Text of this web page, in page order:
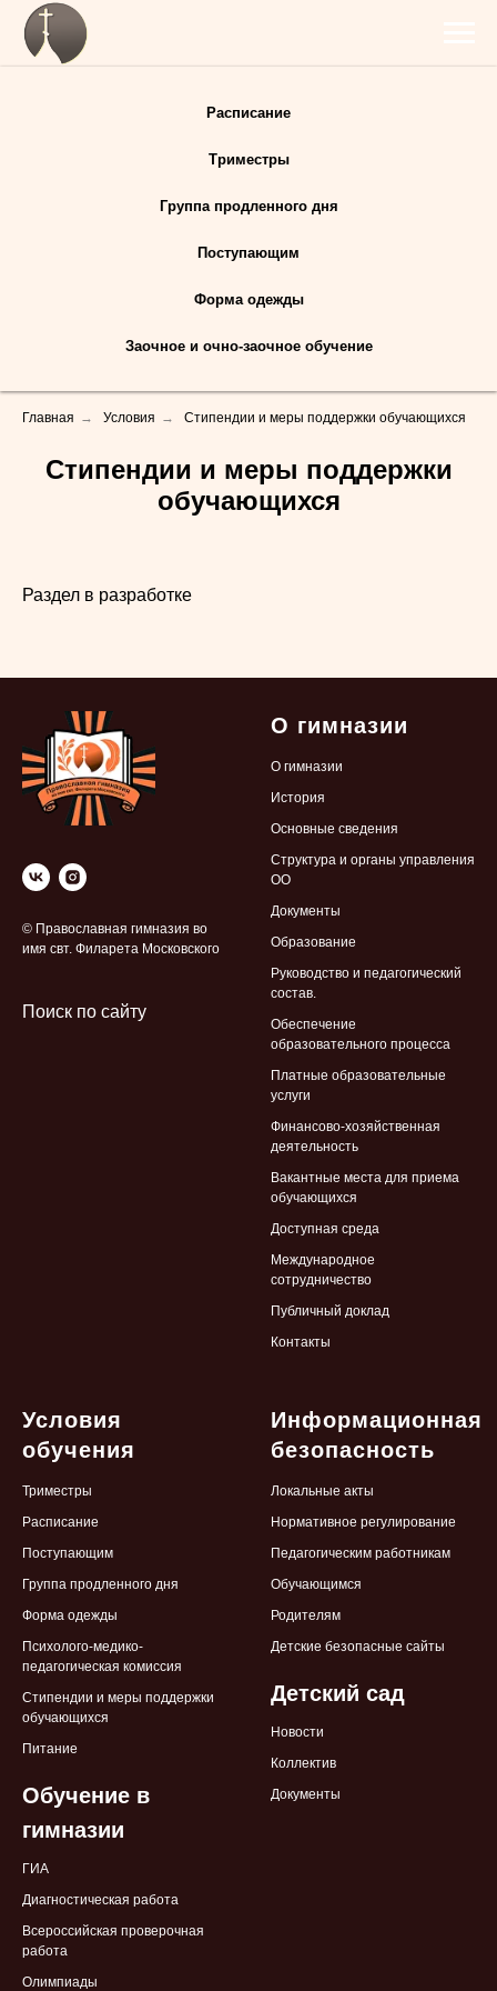
Расписание
Триместры
Группа продленного дня
Поступающим
Форма одежды
Заочное и очно-заочное обучение
Главная → Условия → Стипендии и меры поддержки обучающихся
Стипендии и меры поддержки
обучающихся
Раздел в разработке
© Православная гимназия во
имя свт. Филарета Московского
Поиск по сайту
О гимназии
О гимназии
История
Основные сведения
Структура и органы управления
ОО
Документы
Образование
Руководство и педагогический
состав.
Обеспечение
образовательного процесса
Платные образовательные
услуги
Финансово-хозяйственная
деятельность
Вакантные места для приема
обучающихся
Доступная среда
Международное
сотрудничество
Публичный доклад
Контакты
Условия
обучения
Триместры
Расписание
Поступающим
Группа продленного дня
Форма одежды
Психолого-медико-
педагогическая комиссия
Стипендии и меры поддержки
обучающихся
Питание
Обучение в
гимназии
ГИА
Диагностическая работа
Всероссийская проверочная
работа
Олимпиады
Информационная
безопасность
Локальные акты
Нормативное регулирование
Педагогическим работникам
Обучающимся
Родителям
Детские безопасные сайты
Детский сад
Новости
Коллектив
Документы